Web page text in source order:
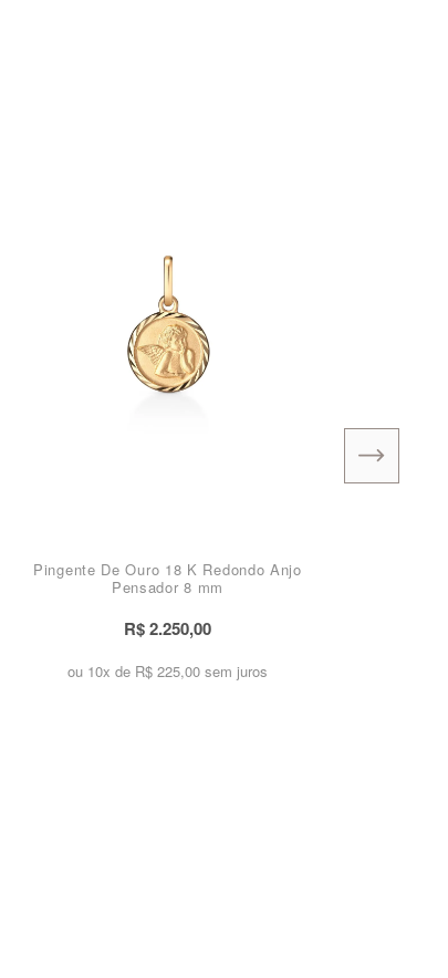
Pingente De Ouro 18 K Redondo Anjo
Pensador 8 mm
R$ 2.250,00
ou 10x de R$ 225,00 sem juros